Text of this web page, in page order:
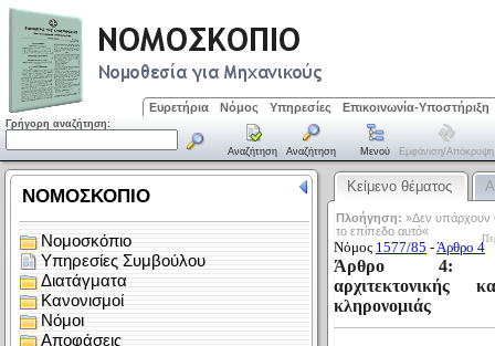
Ευρετήρια Νόμος Υπηρεσίες Επικοινωνία-Υποστήριξη
Γρήγορη αναζήτηση:
Αναζήτηση Αναζήτηση Μενού Εμφάνιση/απόκρυψη
Κείμενο θέματος